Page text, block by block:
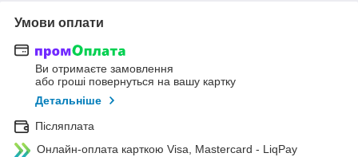
Умови оплати
Ви отримаєте замовлення
або гроші повернуться на вашу картку
Детальніше
Післяплата
Онлайн-оплата карткою Visa, Mastercard - LiqPay